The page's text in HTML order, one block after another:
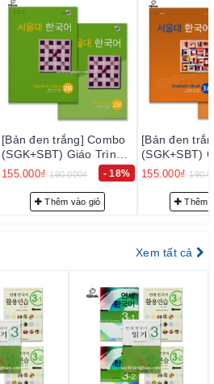
[Bản đen trắng] Combo
(SGK+SBT) Giáo Trình
Tiếng Hàn Seoul 2B - 서
155.000₫ 190.000₫ - 18%
Thêm vào giỏ
[Bản đen
(SGK+SBT)
Tiếng Hàn
155.000₫
Thêm
Xem tất cả